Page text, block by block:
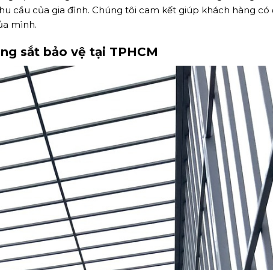
cầu của gia đình. Chúng tôi cam kết giúp khách hàng có
mình.
sắt bảo vệ tại TPHCM